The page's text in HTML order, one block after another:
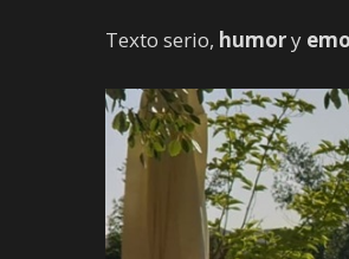
Texto serio, humory